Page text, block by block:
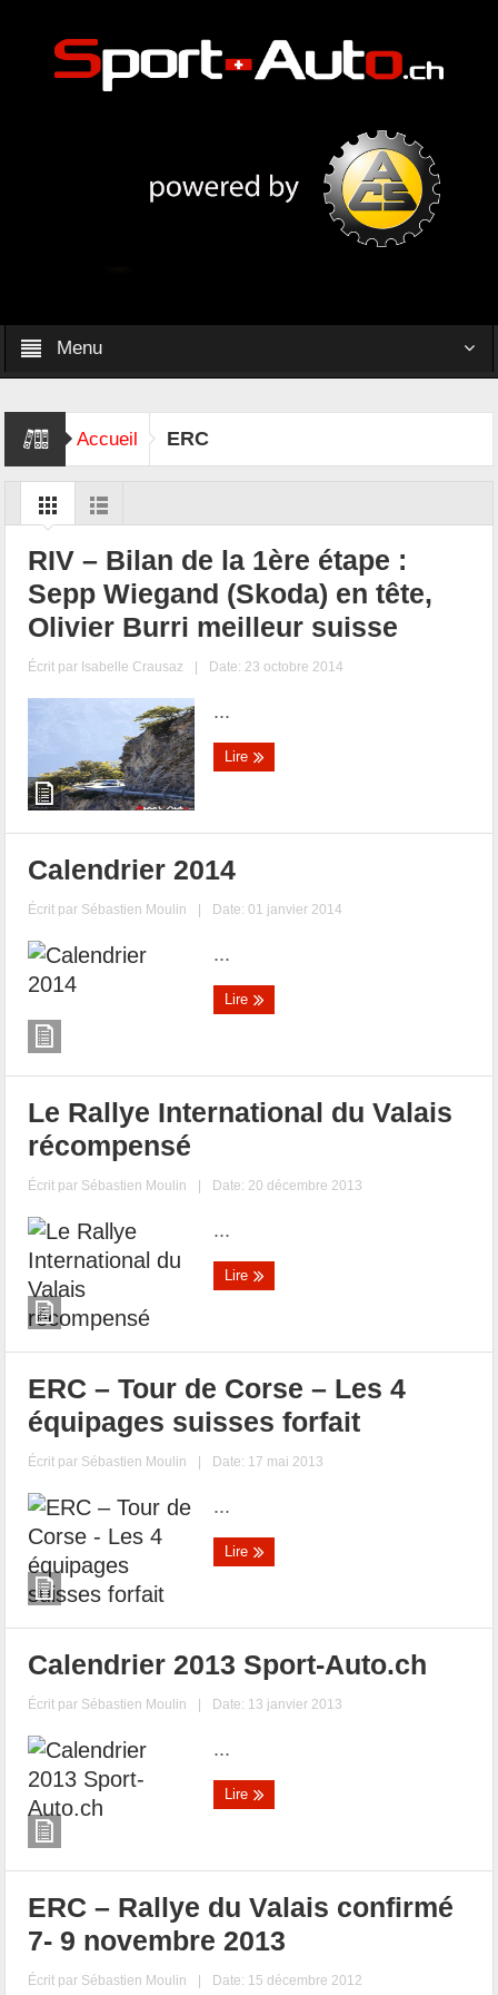
Menu
Accueil ERC
RIV – Bilan de la 1ère étape :
Sepp Wiegand (Skoda) en tête,
Olivier Burri meilleur suisse
Écrit par Isabelle Crausaz | Date: 23 octobre 2014
...
Lire
Calendrier 2014
Écrit par Sébastien Moulin | Date: 01 janvier 2014
...
Lire
Le Rallye International du Valais
récompensé
Écrit par Sébastien Moulin | Date: 20 décembre 2013
...
Lire
ERC – Tour de Corse – Les 4
équipages suisses forfait
Écrit par Sébastien Moulin | Date: 17 mai 2013
...
Lire
Calendrier 2013 Sport-Auto.ch
Écrit par Sébastien Moulin | Date: 13 janvier 2013
...
Lire
ERC – Rallye du Valais confirmé
7- 9 novembre 2013
Écrit par Sébastien Moulin | Date: 15 décembre 2012